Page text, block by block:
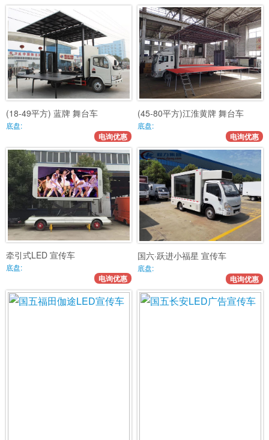
(18-49平方) 蓝牌 舞台车
底盘:
电询优惠
(45-80平方)江淮黄牌 舞台车
底盘:
电询优惠
牵引式LED 宣传车
底盘:
电询优惠
国六·跃进小福星 宣传车
底盘:
电询优惠